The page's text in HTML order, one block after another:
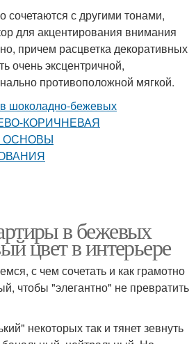
сочетаются с другими тонами,
для акцентирования внимания
причем расцветка декоративных
очень эксцентричной,
противоположной мягкой.
в бежевых
цвет в интерьере
с чем сочетать и как грамотно
чтобы "элегантно" не превратить
некоторых так и тянет зевнуть